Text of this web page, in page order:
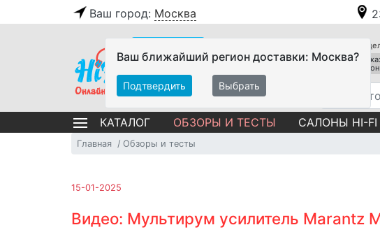
Ваш город: Москва
Ваш ближайший регион доставки: Москва?
Подтвердить Выбрать
КАТАЛОГ ОБЗОРЫ И ТЕСТЫ САЛОНЫ HI-FI
Главная Обзоры и тесты
15-01-2025
Видео: Мультирум усилитель Marantz